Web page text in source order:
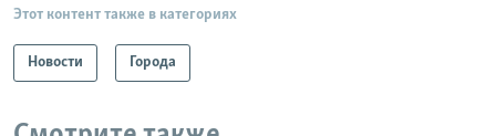
Этот контент также в категориях
Новости Города